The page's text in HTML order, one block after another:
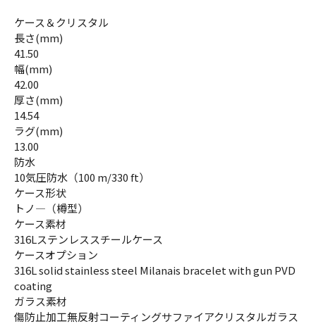
ケース＆クリスタル
長さ(mm)
41.50
幅(mm)
42.00
厚さ(mm)
14.54
ラグ(mm)
13.00
防水
10気圧防水（100 m/330 ft）
ケース形状
トノ―（樽型）
ケース素材
316Lステンレススチールケース
ケースオプション
316L solid stainless steel Milanais bracelet with gun PVD
coating
ガラス素材
傷防止加工無反射コーティングサファイアクリスタルガラス